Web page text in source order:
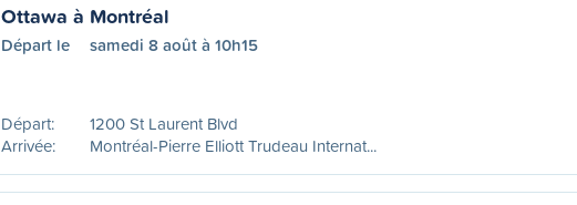
Ottawa à Montréal
Départ le samedi 8 août à 10h15
Départ:
1200 St Laurent Blvd
Arrivée:
Montréal-Pierre Elliott Trudeau Internat...